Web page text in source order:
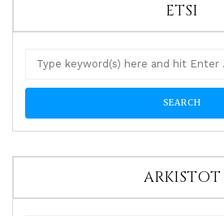
ETSI
ARKISTOT